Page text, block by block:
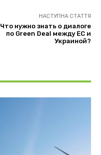
НАСТУПНА СТАТТЯ
Что нужно знать о диалоге
по Green Deal между ЕС и
Украиной?